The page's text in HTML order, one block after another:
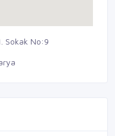
Sokak No:9